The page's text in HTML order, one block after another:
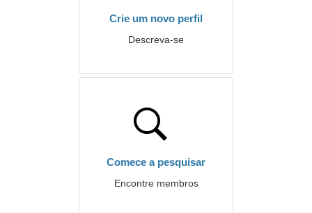
Crie um novo perfil
Descreva-se
Comece a pesquisar
Encontre membros